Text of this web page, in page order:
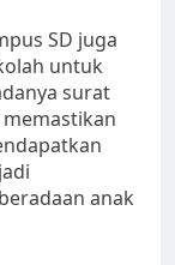
SD juga
untuk
surat
anak